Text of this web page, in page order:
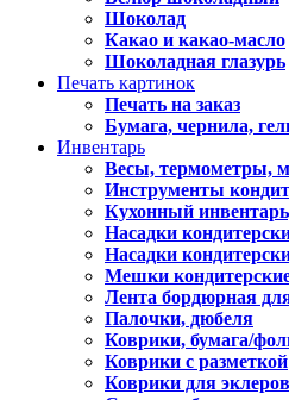
Шоколад
Какао и какао-масло
Шоколадная глазурь
Печать картинок
Печать на заказ
Бумага, чернила,
Инвентарь
Весы, термометры,
Инструменты
Кухонный
Насадки
Насадки
Мешки
Лента бордюрная
Палочки, дюбеля
Коврики, бумага/
Коврики с разметкой
Коврики для